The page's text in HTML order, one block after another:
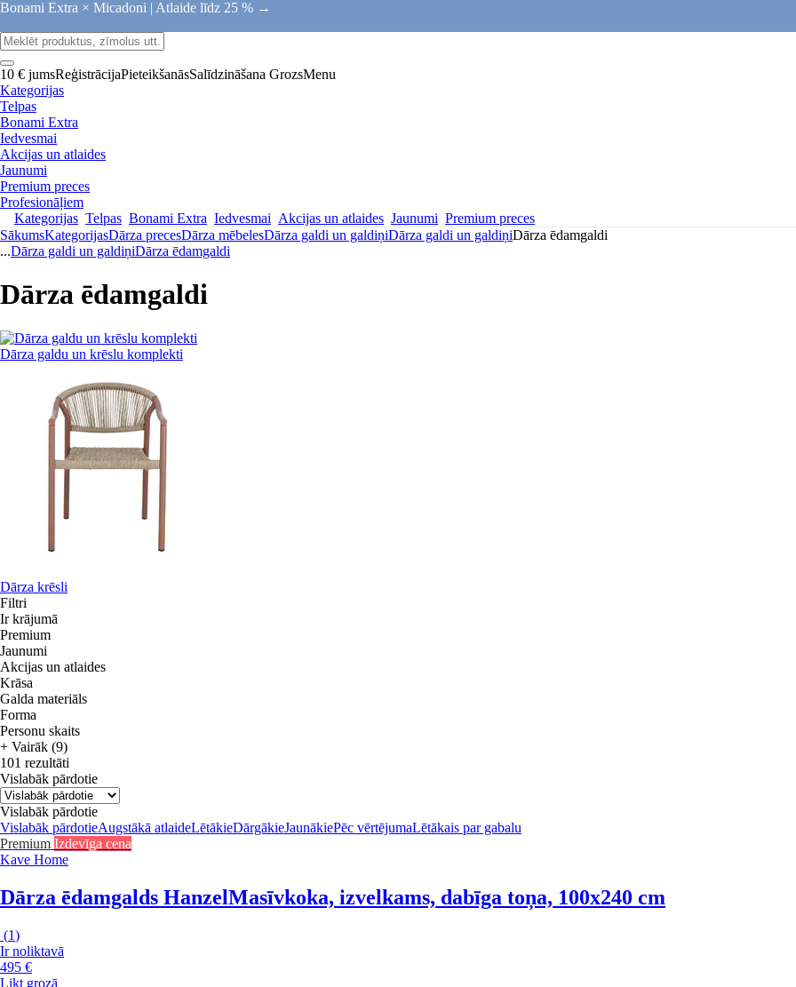
Bonami Extra × Micadoni | Atlaide līdz 25 % →
10 € jumsReģistrācijaPieteikšanāsSalīdzināšana GrozsMenu
Kategorijas
Telpas
Bonami Extra
Iedvesmai
Akcijas un atlaides
Jaunumi
Premium preces
Profesionāļiem
Kategorijas Telpas Bonami Extra Iedvesmai Akcijas un atlaides Jaunumi Premium preces
SākumsKategorijasDārza precesDārza mēbelesDārza galdi un galdiņiDārza galdi un galdiņiDārza ēdamgaldi
...Dārza galdi un galdiņiDārza ēdamgaldi
Dārza ēdamgaldi
Dārza galdu un krēslu komplekti
Dārza krēsli
Filtri
Ir krājumā
Premium
Jaunumi
Akcijas un atlaides
Krāsa
Galda materiāls
Forma
Personu skaits
+ Vairāk (9)
101 rezultāti
Vislabāk pārdotie
Vislabāk pārdotie
Vislabāk pārdotieAugstākā atlaideLētākieDārgākieJaunākiePēc vērtējumaLētākais par gabalu
Premium Izdevīga cena
Kave Home
Dārza ēdamgalds HanzelMasīvkoka, izvelkams, dabīga toņa, 100x240 cm
(1)
Ir noliktavā
495 €
Likt grozā